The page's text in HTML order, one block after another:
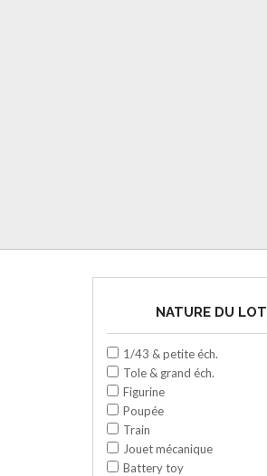
NATURE DU LOT
1/43 & petite éch.
Tole & grand éch.
Figurine
Poupée
Train
Jouet mécanique
Battery toy